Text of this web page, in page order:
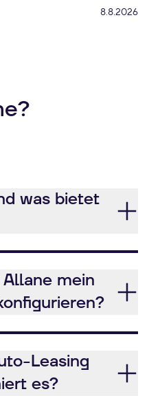
8.8.2026
was bietet
mein
Leasing
es?